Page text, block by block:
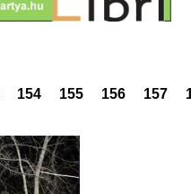
154 155 156 157